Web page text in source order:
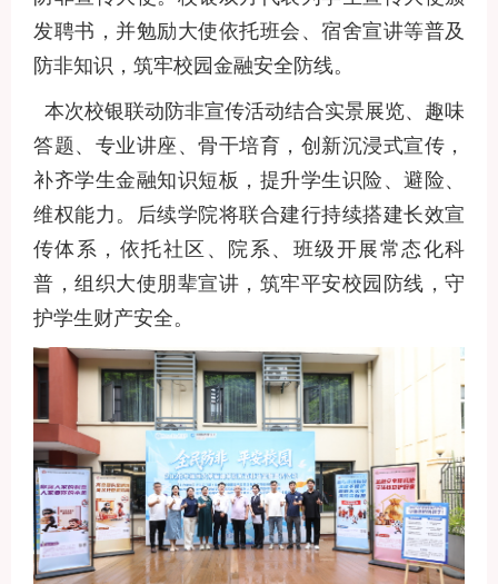
发聘书，并勉励大使依托班会、宿舍宣讲等普及
防非知识，筑牢校园金融安全防线。
本次校银联动防非宣传活动结合实景展览、趣味
答题、专业讲座、骨干培育，创新沉浸式宣传，
补齐学生金融知识短板，提升学生识险、避险、
维权能力。后续学院将联合建行持续搭建长效宣
传体系，依托社区、院系、班级开展常态化科
普，组织大使朋辈宣讲，筑牢平安校园防线，守
护学生财产安全。